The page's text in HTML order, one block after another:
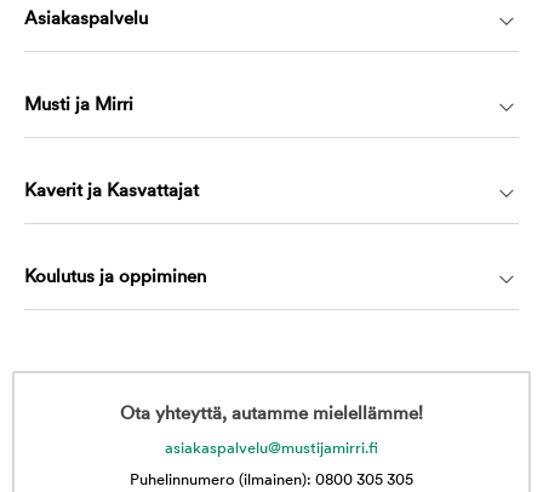
Asiakaspalvelu
Musti ja Mirri
Kaverit ja Kasvattajat
Koulutus ja oppiminen
Ota yhteyttä, autamme mielellämme!
asiakaspalvelu@mustijamirri.fi
Puhelinnumero (ilmainen): 0800 305 305